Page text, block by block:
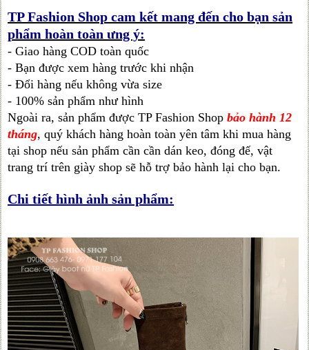
TP Fashion Shop cam kết mang đến cho bạn sản
phẩm hoàn toàn ưng ý:
- Giao hàng COD toàn quốc
- Bạn được xem hàng trước khi nhận
- Đổi hàng nếu không vừa size
- 100% sản phẩm như hình
Ngoài ra, sản phẩm được TP Fashion Shopbảo hành 12
tháng, quý khách hàng hoàn toàn yên tâm khi mua hàng
tại shop nếu sản phẩm cần cần dán keo, đóng đế, vật
trang trí trên giày shop sẽ hỗ trợ bảo hành lại cho bạn.
Chi tiết hình ảnh sản phẩm: